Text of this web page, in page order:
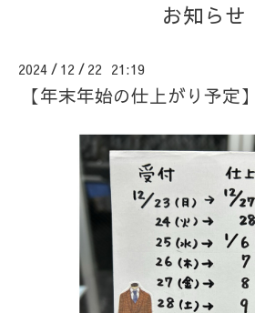
お知らせ
2024 / 12 / 22 21:19
【年末年始の仕上がり予定】